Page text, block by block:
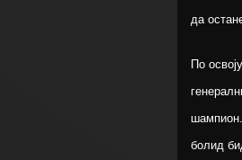
да
По
болид